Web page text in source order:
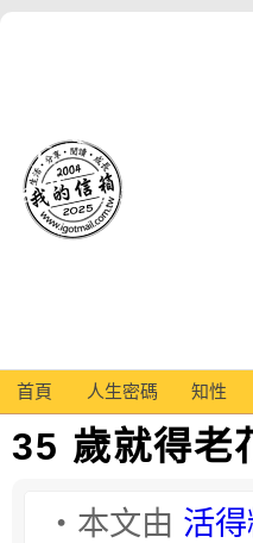
首頁 人生密碼 知性
35 歲就得老
‧本文由 活